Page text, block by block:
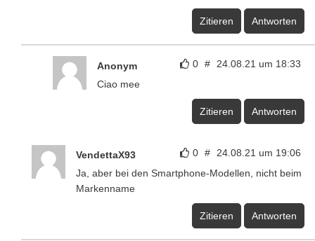
Zitieren Antworten
0 # 24.08.21 um 18:33
Anonym
Ciao mee
Zitieren Antworten
0 # 24.08.21 um 19:06
VendettaX93
Ja, aber bei den Smartphone-Modellen, nicht beim
Markenname
Zitieren Antworten